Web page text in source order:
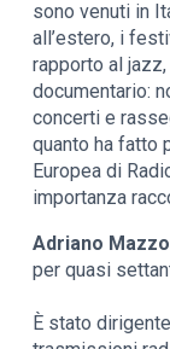
sono venuti in
all’estero, i
rapporto al
documentario:
concerti e
quanto ha fatto
Europea di
importanza
Adriano
per quasi
È stato